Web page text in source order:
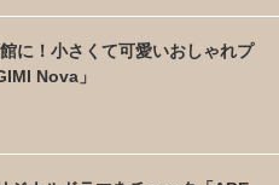
に！小さくて可愛いおしゃれプ
Nova」